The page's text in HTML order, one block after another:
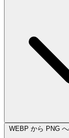
WEBP から PNG